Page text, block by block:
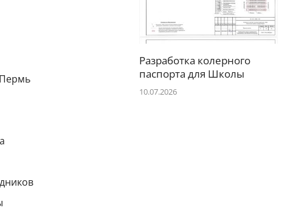
Разработка колерного
паспорта для Школы
10.07.2026